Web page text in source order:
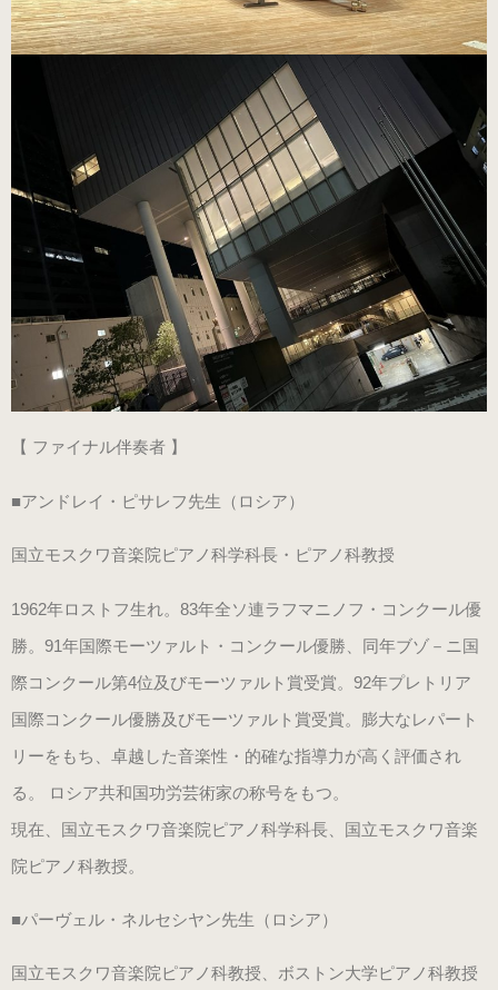
ブラック・本革
数量限定商品（22.0～25.0cm）
数量限定商品（22.0～25.0cm）
シルバー
数量限定商品（22.0～25.0cm）
コンサート用（ヒール高6cm）
ブラック・エナメル
（22.0～25.5cm）
（22.0～25.5cm）
（22.0～25.5cm）
プロ用（ヒール高7.5cm）
（22.0～25.5cm）
キラ・シルバー婦人用
（22.0～25.5cm）
（ヒールアップ3.5cm高）
【 ファイナル伴奏者 】
■アンドレイ・ピサレフ先生（ロシア）
国立モスクワ音楽院ピアノ科学科長・ピアノ科教授
1962年ロストフ生れ。83年全ソ連ラフマニノフ・コンクール優
勝。91年国際モーツァルト・コンクール優勝、同年ブゾ－ニ国
際コンクール第4位及びモーツァルト賞受賞。92年プレトリア
国際コンクール優勝及びモーツァルト賞受賞。膨大なレパート
リーをもち、卓越した音楽性・的確な指導力が高く評価され
る。 ロシア共和国功労芸術家の称号をもつ。
現在、国立モスクワ音楽院ピアノ科学科長、国立モスクワ音楽
院ピアノ科教授。
■パーヴェル・ネルセシヤン先生（ロシア）
国立モスクワ音楽院ピアノ科教授、ボストン大学ピアノ科教授